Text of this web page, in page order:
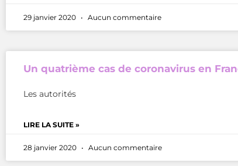
29 janvier 2020 Aucun commentaire
Un quatrième cas de coronavirus en
Les autorités
LIRE LA SUITE »
28 janvier 2020 Aucun commentaire